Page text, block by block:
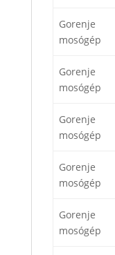
Gorenje
mosógép
Gorenje
mosógép
Gorenje
mosógép
Gorenje
mosógép
Gorenje
mosógép